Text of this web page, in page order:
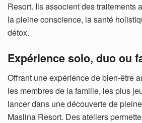
Resort. Ils associent des traitements
la pleine conscience, la santé
détox.
Expérience solo, duo ou
Offrant une expérience de bien-être
les membres de la famille, les plus
lancer dans une découverte de
Maslina Resort. Des ateliers